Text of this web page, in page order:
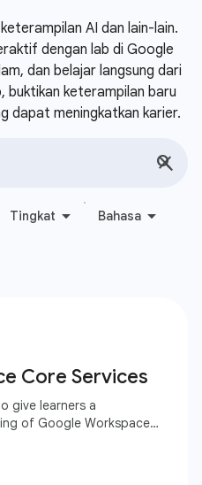
AI dan lain-lain.
dengan lab di Google
dan belajar langsung dari
buktikan keterampilan baru
dapat meningkatkan karier.